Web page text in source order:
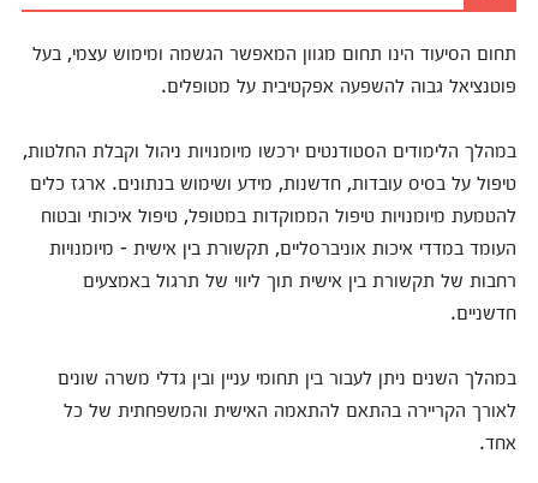
תחום הסיעוד הינו תחום מגוון המאפשר הגשמה ומימוש עצמי, בעל
פוטנציאל גבוה להשפעה אפקטיבית על מטופלים.
במהלך הלימודים הסטודנטים ירכשו מיומנויות ניהול וקבלת החלטות,
טיפול על בסיס עובדות, חדשנות, מידע ושימוש בנתונים. ארגז כלים
להטמעת מיומנויות טיפול הממוקדות במטופל, טיפול איכותי ובטוח
העומד במדדי איכות אוניברסליים, תקשורת בין אישית - מיומנויות
רחבות של תקשורת בין אישית תוך ליווי של תרגול באמצעים
חדשניים.
במהלך השנים ניתן לעבור בין תחומי עניין ובין גדלי משרה שונים
לאורך הקריירה בהתאם להתאמה האישית והמשפחתית של כל
אחד.